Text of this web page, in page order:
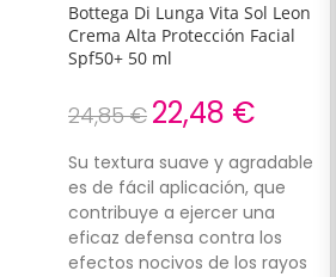
Bottega Di Lunga Vita Sol Leon
Crema Alta Protección Facial
Spf50+ 50 ml
24,85 € 22,48 €
Su textura suave y agradable
es de fácil aplicación, que
contribuye a ejercer una
eficaz defensa contra los
efectos nocivos de los rayos